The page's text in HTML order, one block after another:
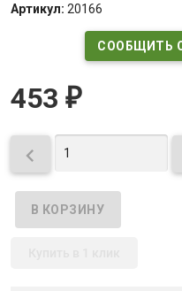
Артикул: 20166
СООБЩИТЬ
453 ₽
